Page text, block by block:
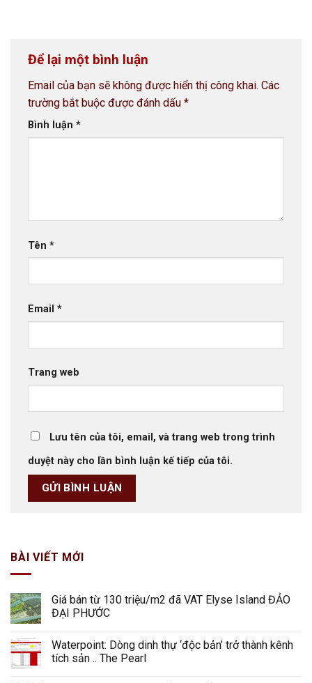
Để lại một bình luận
Email của bạn sẽ không được hiển thị công khai. Các
trường bắt buộc được đánh dấu *
Bình luận *
Tên *
Email *
Trang web
Lưu tên của tôi, email, và trang web trong trình
duyệt này cho lần bình luận kế tiếp của tôi.
BÀI VIẾT MỚI
Giá bán từ 130 triệu/m2 đã VAT Elyse Island ĐẢO
ĐẠI PHƯỚC
Waterpoint: Dòng dinh thự ‘độc bản’ trở thành kênh
tích sản .. The Pearl